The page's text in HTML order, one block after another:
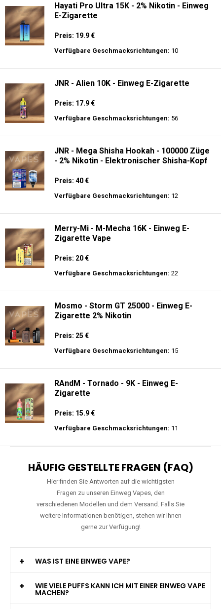
Hayati Pro Ultra 15K - 2% Nikotin - Einweg
E-Zigarette
Preis: 19.9 €
Verfügbare Geschmacksrichtungen: 10
JNR - Alien 10K - Einweg E-Zigarette
Preis: 17.9 €
Verfügbare Geschmacksrichtungen: 56
JNR - Mega Shisha Hookah - 100000 Züge
- 2% Nikotin - Elektronischer Shisha-Kopf
Preis: 40 €
Verfügbare Geschmacksrichtungen: 12
Merry-Mi - M-Mecha 16K - Einweg E-
Zigarette Vape
Preis: 20 €
Verfügbare Geschmacksrichtungen: 22
Mosmo - Storm GT 25000 - Einweg E-
Zigarette 2% Nikotin
Preis: 25 €
Verfügbare Geschmacksrichtungen: 15
RAndM - Tornado - 9K - Einweg E-
Zigarette
Preis: 15.9 €
Verfügbare Geschmacksrichtungen: 11
HÄUFIG GESTELLTE FRAGEN (FAQ)
Hier finden Sie Antworten auf die wichtigsten
Fragen zu unseren Einweg Vapes, den
verschiedenen Modellen und dem Versand. Falls Sie
weitere Informationen benötigen, stehen wir Ihnen
gerne zur Verfügung!
WAS IST EINE EINWEG VAPE?
WIE VIELE PUFFS KANN ICH MIT EINER EINWEG VAPE
MACHEN?